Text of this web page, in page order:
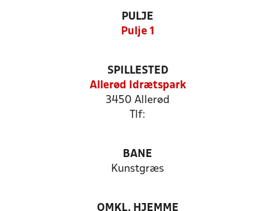
PULJE
Pulje 1
SPILLESTED
Allerød Idrætspark
3450 Allerød
Tlf:
BANE
Kunstgræs
OMKL. HJEMME